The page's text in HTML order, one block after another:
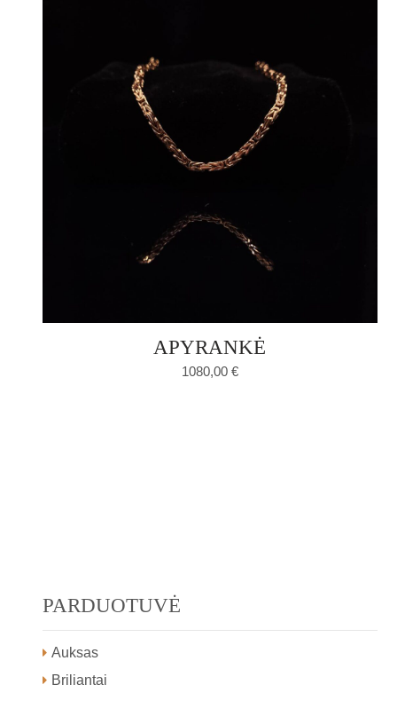
APYRANKĖ
1080,00 €
PARDUOTUVĖ
Auksas
Briliantai